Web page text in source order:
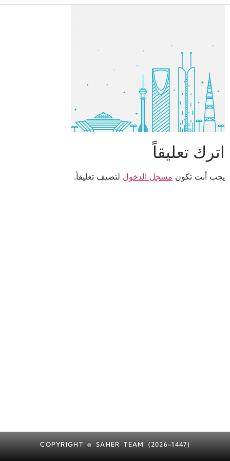
اترك تعليقاً
يجب أنت تكون مسجل الدخول لتضيف تعليقاً.
COPYRIGHT © SAHER TEAM (2026-1447)